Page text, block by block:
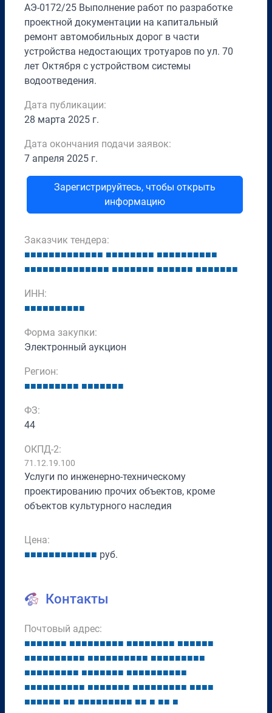
АЭ-0172/25 Выполнение работ по разработке
проектной документации на капитальный
ремонт автомобильных дорог в части
устройства недостающих тротуаров по ул. 70
лет Октября с устройством системы
водоотведения.
Дата публикации:
28 марта 2025 г.
Дата окончания подачи заявок:
7 апреля 2025 г.
Зарегистрируйтесь, чтобы открыть
информацию
Заказчик тендера:
■■■■■■■■■■■■■ ■■■■■■■■ ■■■■■■■■■■
■■■■■■■■■■■■■■ ■■■■■■■ ■■■■■■ ■■■■■■■
ИНН:
■■■■■■■■■■
Форма закупки:
Электронный аукцион
Регион:
■■■■■■■■■ ■■■■■■■
ФЗ:
44
ОКПД-2:
71.12.19.100
Услуги по инженерно-техническому
проектированию прочих объектов, кроме
объектов культурного наследия
Цена:
■■■■■■■■■■■■ руб.
Контакты
Почтовый адрес:
■■■■■■■ ■■■■■■■■■ ■■■■■■■■ ■■■■■■
■■■■■■■■■■ ■■■■■■■■■■ ■■■■■■■■■
■■■■■■■■■ ■■■■■■■ ■■■■■■■■■■
■■■■■■■■■■ ■■■■■■■ ■■■■■■■■■ ■■■■
■■■■■■ ■■ ■■■■■■■■■ ■■ ■ ■■ ■